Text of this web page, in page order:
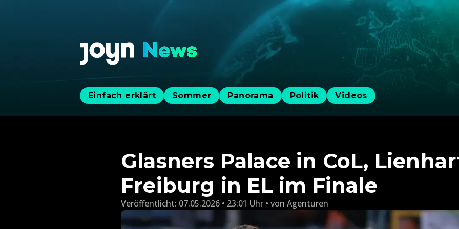
Einfach erklärt Sommer Panorama Politik Videos
Glasners Palace in CoL,
Freiburg in EL im Finale
Veröffentlicht: 07.05.2026 • 23:01 Uhr von Agenturen